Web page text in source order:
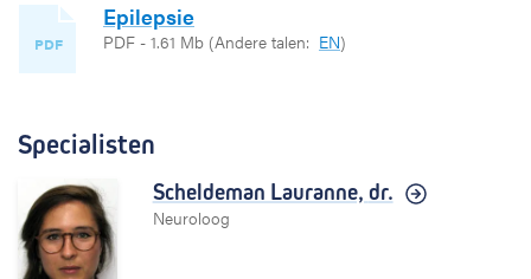
PDF
Epilepsie
PDF - 1.61 Mb (Andere talen: EN)
Specialisten
Scheldeman Lauranne, dr.
Neuroloog